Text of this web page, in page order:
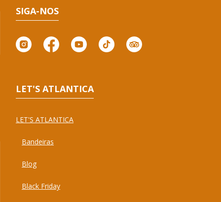
SIGA-NOS
LET'S ATLANTICA
LET'S ATLANTICA
Bandeiras
Blog
Black Friday